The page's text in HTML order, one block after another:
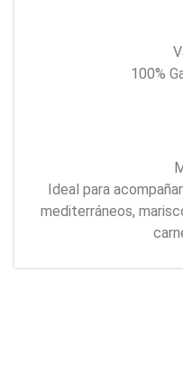
100%
Ideal para
mediterráneos,